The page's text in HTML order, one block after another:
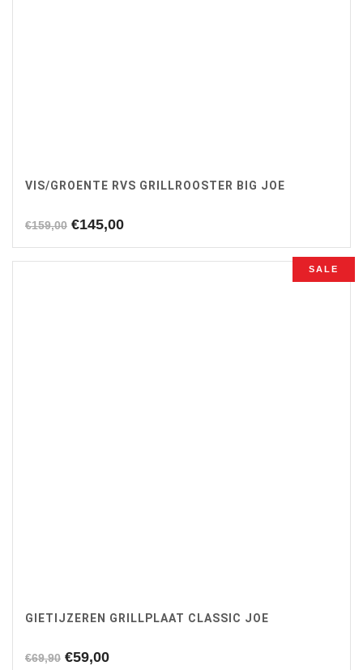
VIS/GROENTE RVS GRILLROOSTER BIG JOE
€159,00 Oorspronkelijke
was:
€145,00Huidige
is:
SALE
GIETIJZEREN GRILLPLAAT CLASSIC JOE
€69,90 Oorspronkelijke
€59,00Huidige